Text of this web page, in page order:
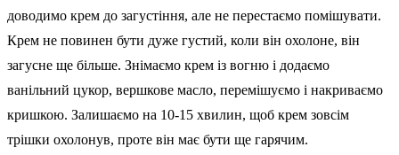
доводимо крем до загустіння, але не перестаємо помішувати.
Крем не повинен бути дуже густий, коли він охолоне, він
загусне ще більше. Знімаємо крем із вогню і додаємо
ванільний цукор, вершкове масло, перемішуємо і накриваємо
кришкою. Залишаємо на 10-15 хвилин, щоб крем зовсім
трішки охолонув, проте він має бути ще гарячим.